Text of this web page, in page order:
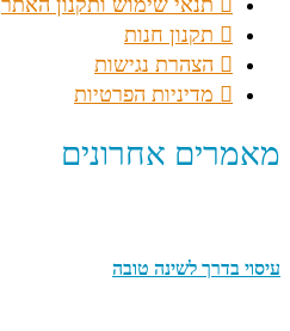
תנאי שימוש ותקנון האתר
תקנון חנות
הצהרת נגישות
מדיניות הפרטיות
מאמרים אחרונים
עיסוי בדרך לשינה טובה